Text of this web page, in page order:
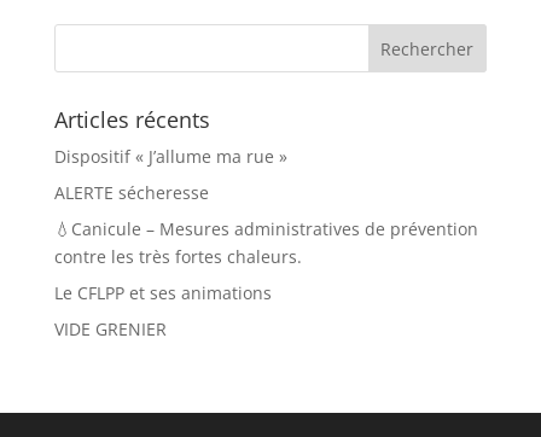
Articles récents
Dispositif « J’allume ma rue »
ALERTE sécheresse
💧Canicule – Mesures administratives de prévention
contre les très fortes chaleurs.
Le CFLPP et ses animations
VIDE GRENIER